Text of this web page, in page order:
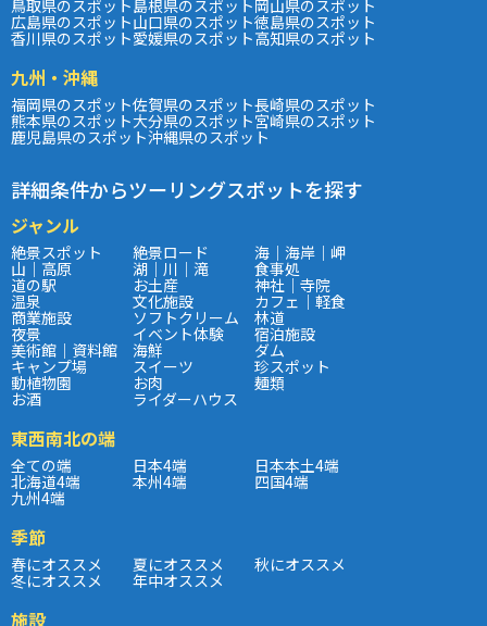
鳥取県のスポット島根県のスポット岡山県のスポット
広島県のスポット山口県のスポット徳島県のスポット
香川県のスポット愛媛県のスポット高知県のスポット
九州・沖縄
福岡県のスポット佐賀県のスポット長崎県のスポット
熊本県のスポット大分県のスポット宮崎県のスポット
鹿児島県のスポット沖縄県のスポット
詳細条件からツーリングスポットを探す
ジャンル
絶景スポット 絶景ロード 海｜海岸｜岬
山｜高原 湖｜川｜滝 食事処
道の駅 お土産 神社｜寺院
温泉 文化施設 カフェ｜軽食
商業施設 ソフトクリーム 林道
夜景 イベント体験 宿泊施設
美術館｜資料館 海鮮 ダム
キャンプ場 スイーツ 珍スポット
動植物園 お肉 麺類
お酒 ライダーハウス
東西南北の端
全ての端 日本4端 日本本土4端
北海道4端 本州4端 四国4端
九州4端
季節
春にオススメ 夏にオススメ 秋にオススメ
冬にオススメ 年中オススメ
施設